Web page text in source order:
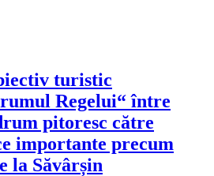
turistic
Regelui“ între
pitoresc către
importante precum
la Săvârșin